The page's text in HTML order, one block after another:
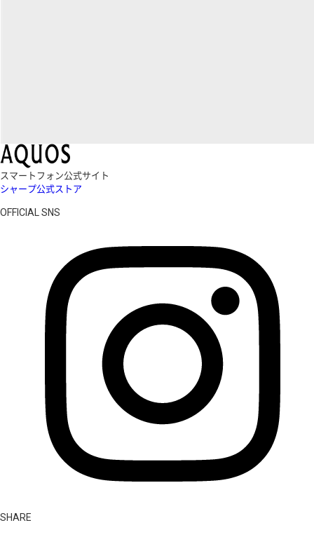
スマートフォン公式サイト
シャープ公式ストア
OFFICIAL SNS
SHARE